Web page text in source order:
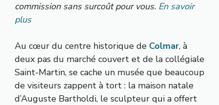
commission sans surcoût pour vous. En savoir
plus
Au cœur du centre historique de Colmar, à
deux pas du marché couvert et de la collégiale
Saint-Martin, se cache un musée que beaucoup
de visiteurs zappent à tort : la maison natale
d’Auguste Bartholdi, le sculpteur qui a offert